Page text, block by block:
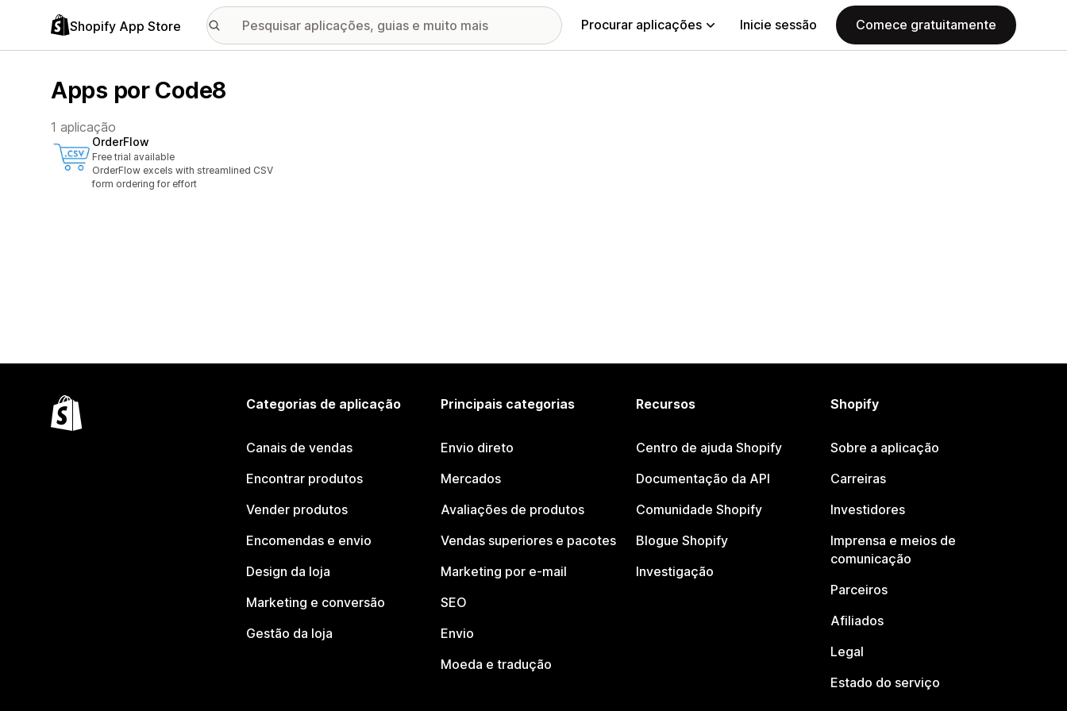
Shopify App Store Procurar aplicações Inicie sessão Comece gratuitamente
Apps por Code8
1 aplicação
OrderFlow
Free trial available
OrderFlow excels with streamlined CSV
form ordering for effort
Categorias de aplicação
Canais de vendas
Encontrar produtos
Vender produtos
Encomendas e envio
Design da loja
Marketing e conversão
Gestão da loja
Principais categorias
Envio direto
Mercados
Avaliações de produtos
Vendas superiores e pacotes
Marketing por e-mail
SEO
Envio
Moeda e tradução
Recursos
Centro de ajuda Shopify
Documentação da API
Comunidade Shopify
Blogue Shopify
Investigação
Shopify
Sobre a aplicação
Carreiras
Investidores
Imprensa e meios de
comunicação
Parceiros
Afiliados
Legal
Estado do serviço